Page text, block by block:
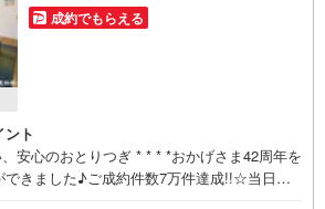
成約でもらえる
ント
安心のおとりつぎ * * * *おかげさま42周年を
できました♪ご成約件数7万件達成!!☆当日の